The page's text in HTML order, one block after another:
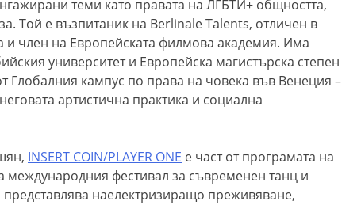
теми като правата на ЛГБТИ+ общността,
Той е възпитаник на Berlinale Talents, отличен в
и член на Европейската филмова академия. Има
университет и Европейска магистърска степен
Глобалния кампус по права на човека във Венеция –
артистична практика и социална
INSERT COIN/PLAYER ONE е част от програмата на
международния фестивал за съвременен танц и
наелектризиращо преживяване,